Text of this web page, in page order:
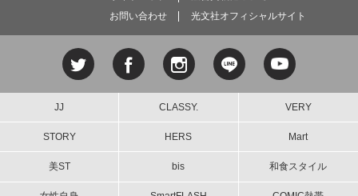
お問い合わせ
光文社オフィシャルサイト
JJ CLASSY. VERY
STORY HERS Mart
美ST bis 和食スタイル